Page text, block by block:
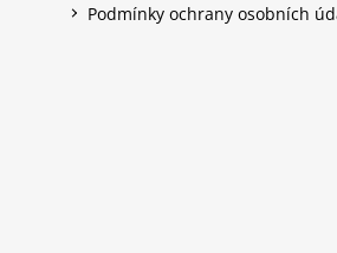
Podmínky ochrany osobních